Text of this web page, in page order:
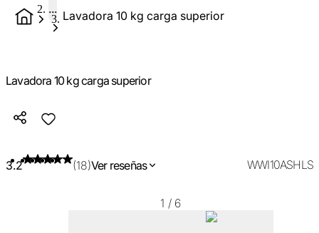
... Lavadora 10 kg carga superior
Lavadora 10 kg carga superior
3.2 (18)Ver reseñas WWI10ASHLS
1 / 6